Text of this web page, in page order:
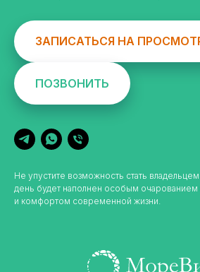
ЗАПИСАТЬСЯ НА
ПОЗВОНИТЬ
Не упустите возможность стать
день будет наполнен особым очарованием
и комфортом современной жизни.